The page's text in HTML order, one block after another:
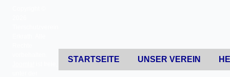
STARTSEITE UNSER VEREIN